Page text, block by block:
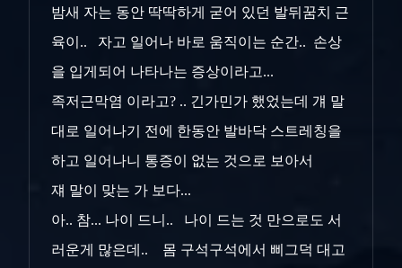
밤새 자는 동안 딱딱하게 굳어 있던 발뒤꿈치 근
육이.. 자고 일어나 바로 움직이는 순간.. 손상
을 입게되어 나타나는 증상이라고...
족저근막염 이라고? .. 긴가민가 했었는데 걔 말
대로 일어나기 전에 한동안 발바닥 스트레칭을
하고 일어나니 통증이 없는 것으로 보아서
쟤 말이 맞는 가 보다...
아.. 참... 나이 드니.. 나이 드는 것 만으로도 서
러운게 많은데.. 몸 구석구석에서 삐그덕 대고